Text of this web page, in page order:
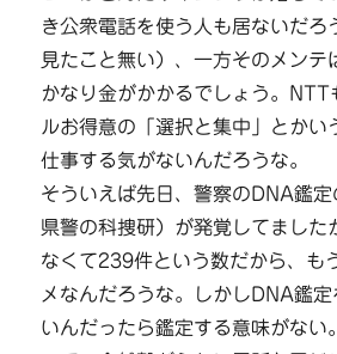
き公衆電話を使う人も居ないだろ
見たこと無い）、一方そのメンテ
かなり金がかかるでしょう。NTT
ルお得意の「選択と集中」とかい
仕事する気がないんだろうな。
そういえば先日、警察のDNA鑑
県警の科捜研）が発覚してました
なくて239件という数だから、も
メなんだろうな。しかしDNA鑑
いんだったら鑑定する意味がない